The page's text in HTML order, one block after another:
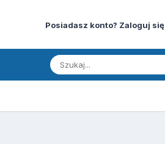
Posiadasz konto? Zaloguj się